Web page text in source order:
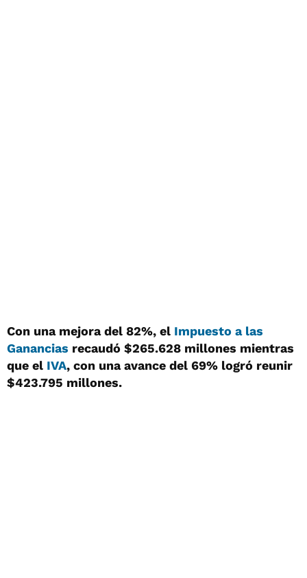
Con una mejora del 82%, el Impuesto a las
Ganancias recaudó $265.628 millones mientras
que el IVA, con una avance del 69% logró reunir
$423.795 millones.